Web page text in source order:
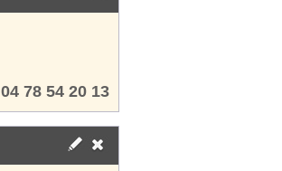
04 78 54 20 13